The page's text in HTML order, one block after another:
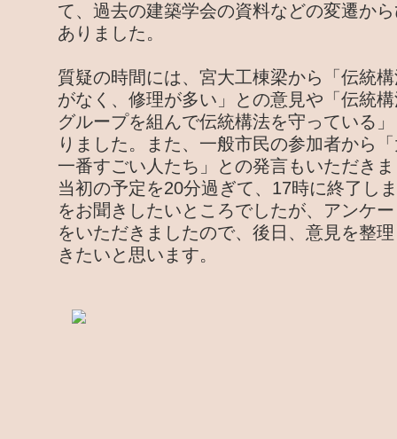
て、過去の建築学会の資料などの変遷か
ありました。
質疑の時間には、宮大工棟梁から「伝統
がなく、修理が多い」との意見や「伝統
グループを組んで伝統構法を守っている
りました。また、一般市民の参加者から
一番すごい人たち」との発言もいただき
当初の予定を20分過ぎて、17時に終了し
をお聞きしたいところでしたが、アンケ
をいただきましたので、後日、意見を整
きたいと思います。